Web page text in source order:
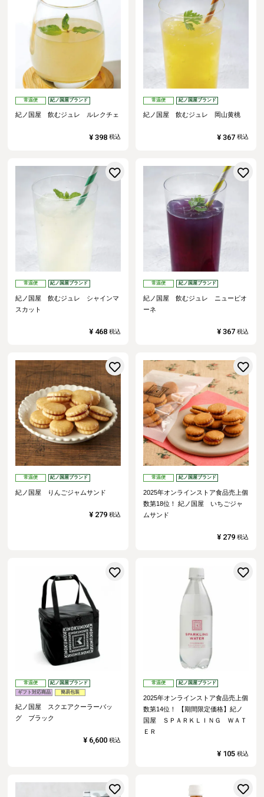
常温便 紀ノ国屋ブランド
紀ノ国屋 飲むジュレ ルレクチェ
¥ 398 税込
常温便 紀ノ国屋ブランド
紀ノ国屋 飲むジュレ 岡山黄桃
¥ 367 税込
常温便 紀ノ国屋ブランド
紀ノ国屋 飲むジュレ シャインマ
スカット
¥ 468 税込
お気に入りに登録する
常温便 紀ノ国屋ブランド
紀ノ国屋 飲むジュレ ニューピオ
ーネ
¥ 367 税込
常温便 紀ノ国屋ブランド
紀ノ国屋 りんごジャムサンド
¥ 279 税込
お気に入りに登録する
常温便 紀ノ国屋ブランド
2025年オンラインストア食品売上個
数第18位！
紀ノ国屋 いちごジャ
ムサンド
¥ 279 税込
常温便
紀ノ国屋ブランド
ギフト対応商品
簡易包装
紀ノ国屋 スクエアクーラーバッ
グ ブラック
¥ 6,600 税込
お気に入りに登録する
常温便 紀ノ国屋ブランド
2025年オンラインストア食品売上個
数第14位！
【期間限定価格】紀ノ
国屋 ＳＰＡＲＫＬＩＮＧ ＷＡＴ
ＥＲ
¥ 105 税込
お気に入りに登録する